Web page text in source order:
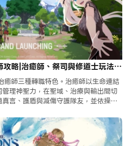
略|治癒師、祭司與修道士玩法解
師三種轉職特色。治癒師以生命連結
理神聖力，在聖域、治療與輸出間切
言、護盾與減傷守護隊友，並依操作